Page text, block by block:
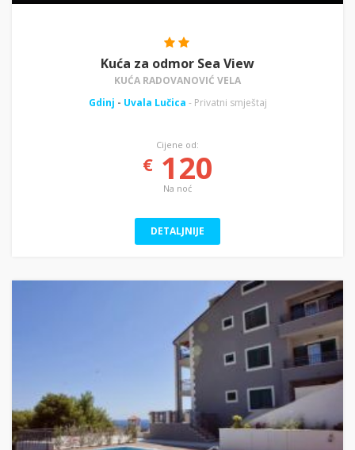
Kuća za odmor Sea View
KUĆA RADOVANOVIĆ VELA
Gdinj - Uvala Lučica - Privatni smještaj
Cijene od:
€120
Na noć
DETALJNIJE